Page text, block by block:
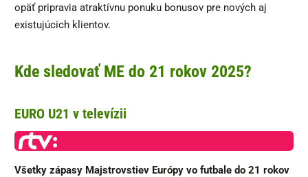
opäť pripravia atraktívnu ponuku bonusov pre nových aj
existujúcich klientov.
Kde sledovať ME do 21 rokov 2025?
EURO U21 v televízii
Všetky zápasy Majstrovstiev Európy vo futbale do 21 rokov